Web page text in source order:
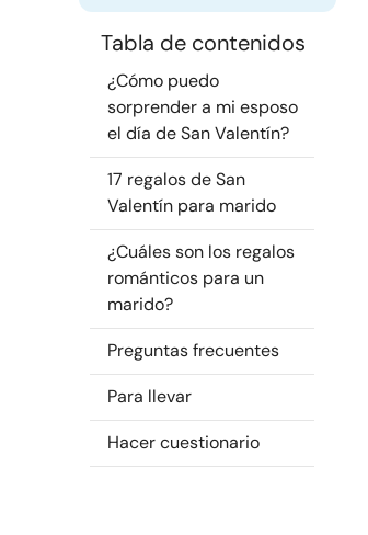
Tabla de contenidos
¿Cómo puedo
sorprender a mi esposo
el día de San Valentín?
17 regalos de San
Valentín para marido
¿Cuáles son los regalos
románticos para un
marido?
Preguntas frecuentes
Para llevar
Hacer cuestionario